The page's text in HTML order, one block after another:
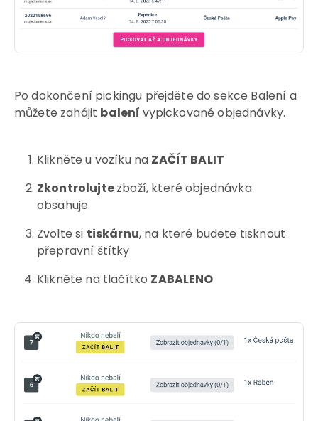
Po dokončení pickingu přejděte do sekce Balení a
můžete zahájit balení vypickované objednávky.
Klikněte u vozíku na ZAČÍT BALIT
Zkontrolujtezboží, které objednávka
obsahuje
Zvolte si tiskárnu, na které budete tisknout
přepravní štítky
Klikněte na tlačítko ZABALENO